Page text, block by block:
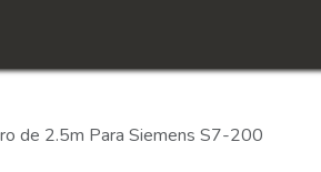
de 2.5m Para Siemens S7-200